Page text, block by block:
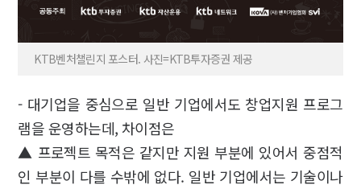
KTB벤처챌린지 포스터. 사진=KTB투자증권 제공
- 대기업을 중심으로 일반 기업에서도 창업지원 프로그
램을 운영하는데, 차이점은
▲ 프로젝트 목적은 같지만 지원 부분에 있어서 중점적
인 부분이 다를 수밖에 없다. 일반 기업에서는 기술이나